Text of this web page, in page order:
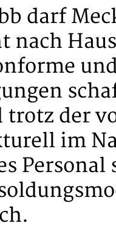
darf
nach
trotz der
im
Personal